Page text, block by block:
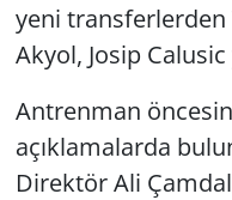
yeni transferlerden
Akyol, Josip Calusic
Antrenman
açıklamalarda
Direktör Ali